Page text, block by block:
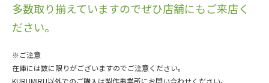
多数取り揃えていますのでぜひ店舗にもご来店く
ださい。
※ご注意
在庫には数に限りがございますのでご注意ください。
KURUMIRU以外でのご購入は製作事業所にお問い合わせください。